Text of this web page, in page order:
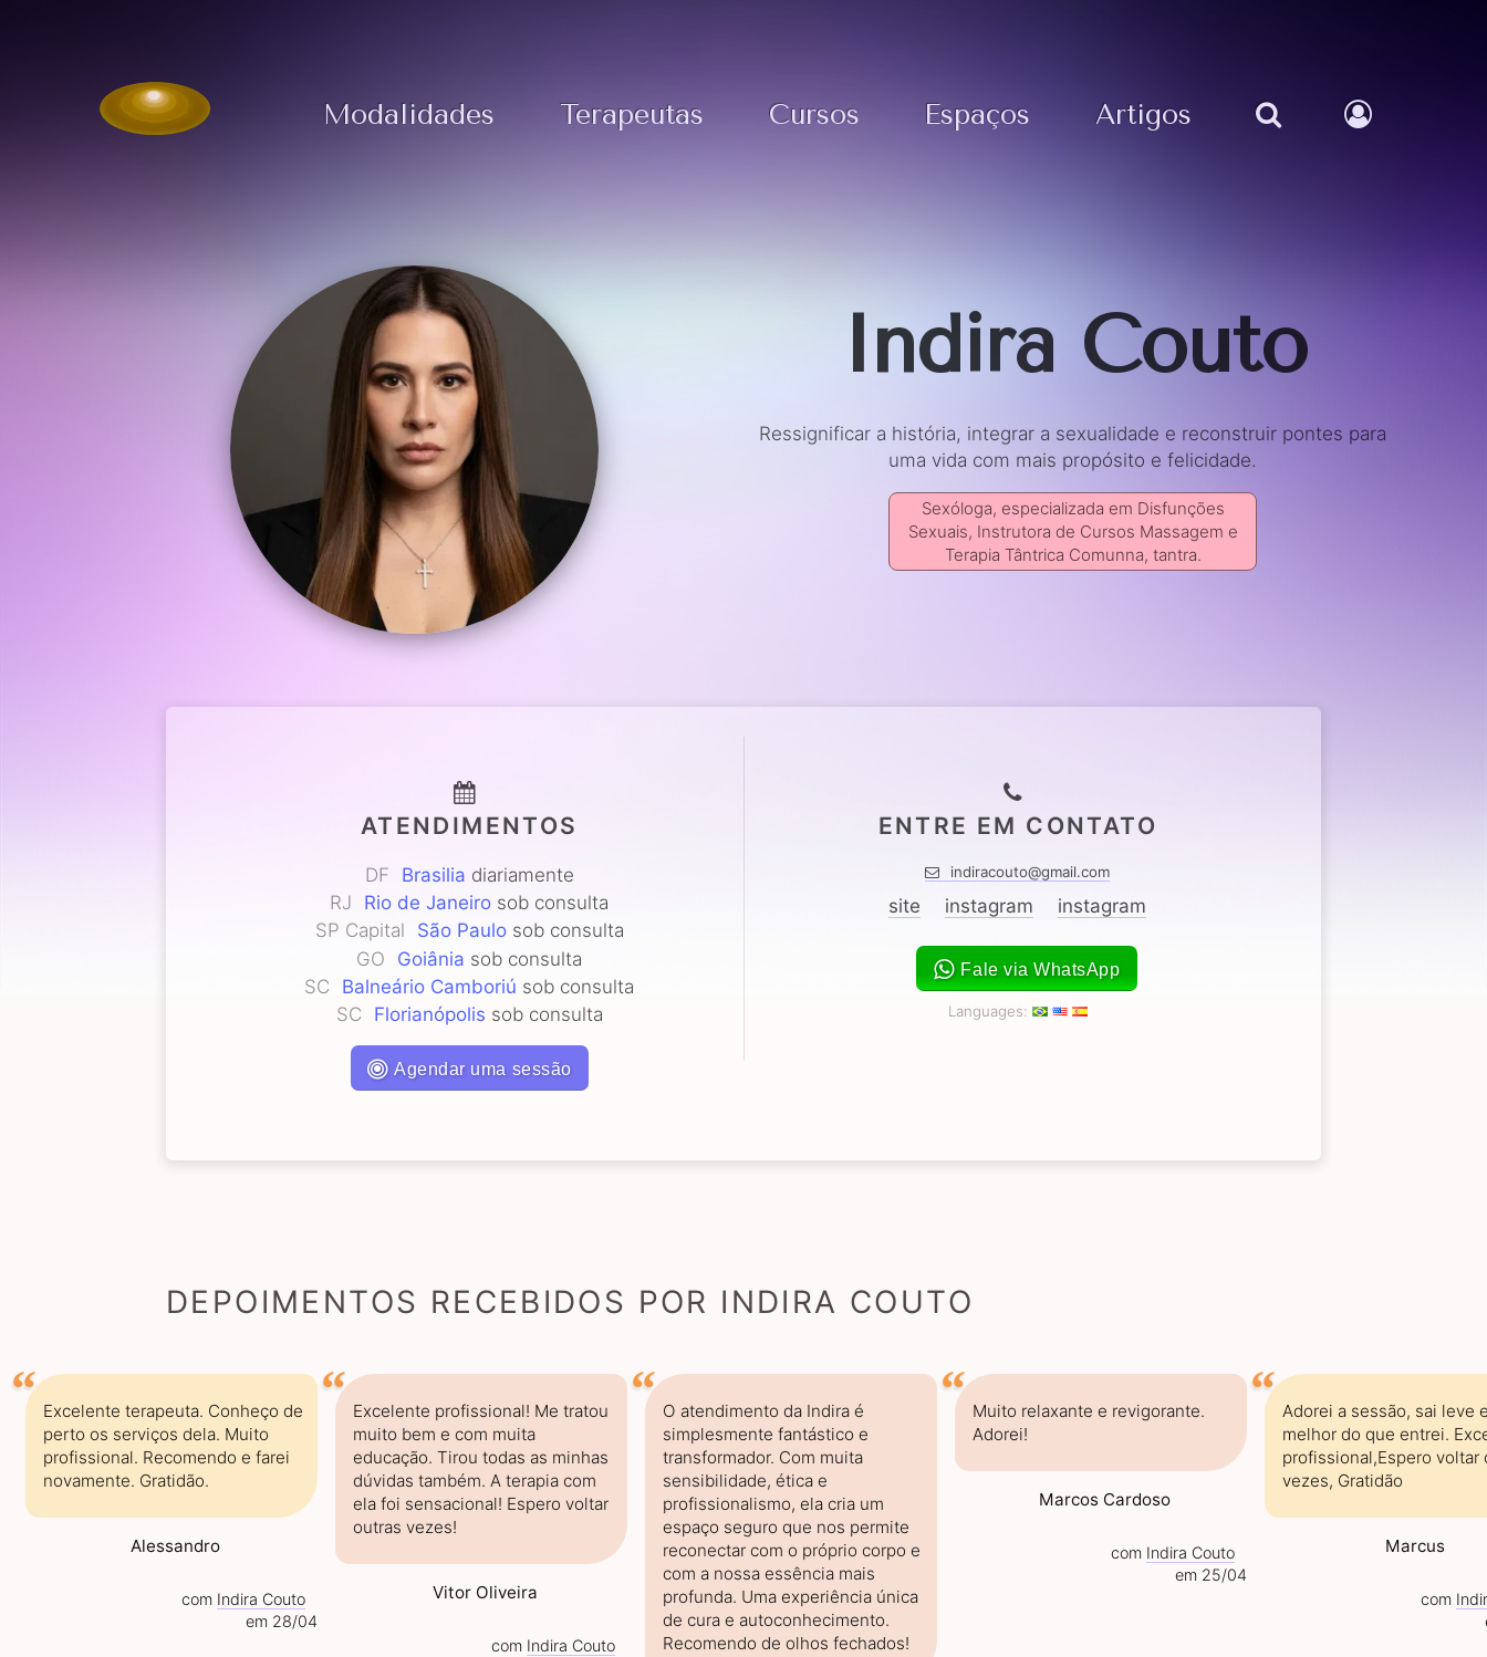
Modalidades Terapeutas Cursos Espaços Artigos
Indira Couto
Ressignificar a história, integrar a sexualidade e reconstruir pontes para
uma vida com mais propósito e felicidade.
Sexóloga, especializada em Disfunções
Sexuais, Instrutora de Cursos Massagem e
Terapia Tântrica Comunna, tantra.
ATENDIMENTOS
DF Brasilia diariamente
RJ
Rio de Janeiro sob consulta
SP Capital
São Paulosob consulta
GO
Goiânia sob consulta
SC
Balneário Camboriú sob consulta
SC
Florianópolis sob consulta
Agendar uma sessão
ENTRE EM CONTATO
indiracouto@gmail.com
site instagram instagram
Fale via WhatsApp
Languages:
DEPOIMENTOS RECEBIDOS POR INDIRA COUTO
Excelente terapeuta. Conheço de
perto os serviços dela. Muito
profissional. Recomendo e farei
novamente. Gratidão.
Alessandro
com Indira Couto
em 28/04
Excelente profissional! Me tratou
muito bem e com muita
educação. Tirou todas as minhas
dúvidas também. A terapia com
ela foi sensacional! Espero voltar
outras vezes!
Vitor Oliveira
com Indira Couto
O atendimento da Indira é
simplesmente fantástico e
transformador. Com muita
sensibilidade, ética e
profissionalismo, ela cria um
espaço seguro que nos permite
reconectar com o próprio corpo e
com a nossa essência mais
profunda. Uma experiência única
de cura e autoconhecimento.
Recomendo de olhos fechados!
Muito relaxante e revigorante.
Adorei!
Marcos Cardoso
com Indira Couto
em 25/04
Adorei a sessão, sai leve
melhor do que entrei.
profissional,Espero voltar
vezes, Gratidão
Marcus
com